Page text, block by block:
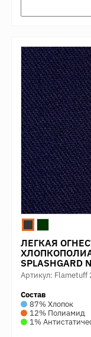
ЛЕГКАЯ
SPLASHGARD
Артикул: Flametuff
Состав
87% Хлопок
12% Полиамид
1%